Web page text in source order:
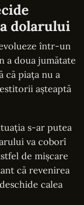
dolarului
într-un
a doua jumătate
că piața nu a
așteaptă
s-ar putea
va coborî
de mișcare
că revenirea
calea